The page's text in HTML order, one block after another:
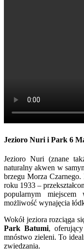
Jezioro Nuri i Park 6
Jezioro Nuri (znane
naturalny akwen w
brzegu Morza
roku 1933 –
popularnym
możliwość wynajęcia
Wokół jeziora rozciąga
Park Batumi,
mnóstwo zieleni. To
zwiedzania.